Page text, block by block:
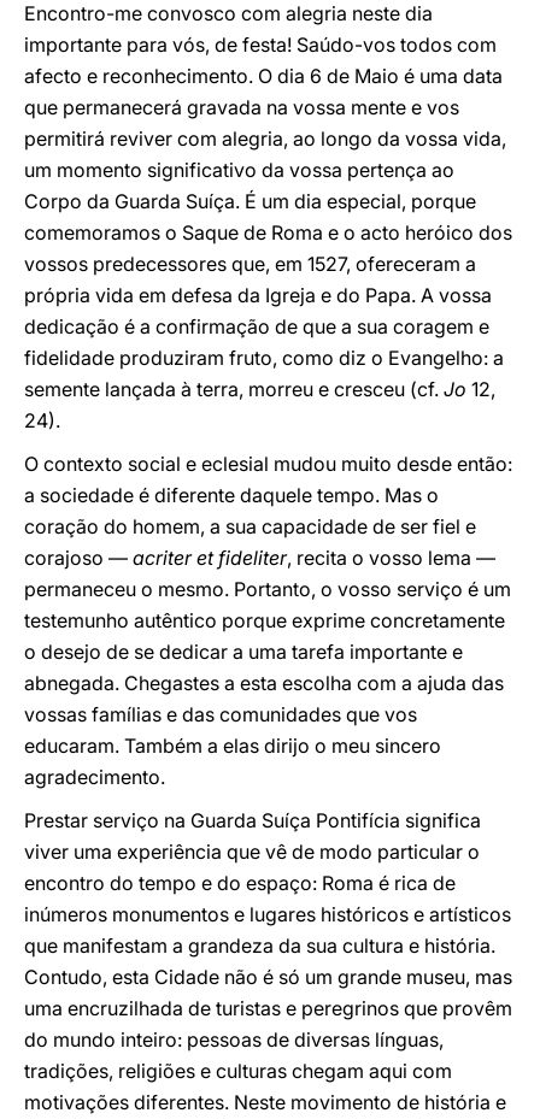
Encontro-me convosco com alegria neste dia
importante para vós, de festa! Saúdo-vos todos com
afecto e reconhecimento. O dia 6 de Maio é uma data
que permanecerá gravada na vossa mente e vos
permitirá reviver com alegria, ao longo da vossa vida,
um momento significativo da vossa pertença ao
Corpo da Guarda Suíça. É um dia especial, porque
comemoramos o Saque de Roma e o acto heróico dos
vossos predecessores que, em 1527, ofereceram a
própria vida em defesa da Igreja e do Papa. A vossa
dedicação é a confirmação de que a sua coragem e
fidelidade produziram fruto, como diz o Evangelho: a
semente lançada à terra, morreu e cresceu (cf. Jo 12,
24).
O contexto social e eclesial mudou muito desde então:
a sociedade é diferente daquele tempo. Mas o
coração do homem, a sua capacidade de ser fiel e
corajoso — acriter et fideliter, recita o vosso lema —
permaneceu o mesmo. Portanto, o vosso serviço é um
testemunho autêntico porque exprime concretamente
o desejo de se dedicar a uma tarefa importante e
abnegada. Chegastes a esta escolha com a ajuda das
vossas famílias e das comunidades que vos
educaram. Também a elas dirijo o meu sincero
agradecimento.
Prestar serviço na Guarda Suíça Pontifícia significa
viver uma experiência que vê de modo particular o
encontro do tempo e do espaço: Roma é rica de
inúmeros monumentos e lugares históricos e artísticos
que manifestam a grandeza da sua cultura e história.
Contudo, esta Cidade não é só um grande museu, mas
uma encruzilhada de turistas e peregrinos que provêm
do mundo inteiro: pessoas de diversas línguas,
tradições, religiões e culturas chegam aqui com
motivações diferentes. Neste movimento de história e